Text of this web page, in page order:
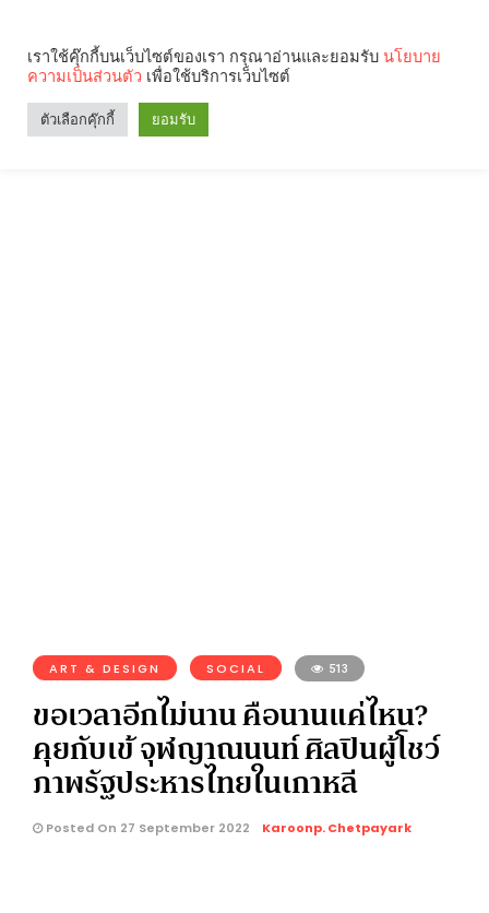
ART & DESIGN SOCIAL 513
ขอเวลาอีกไม่นาน คือนานแค่ไหน?
คุยกับเข้ จุฬญาณนนท์ ศิลปินผู้โชว์
ภาพรัฐประหารไทยในเกาหลี
Posted On 27 September 2022 Karoonp. Chetpayark
เราใช้คุ๊กกี้บนเว็บไซต์ของเรา กรุณาอ่านและยอมรับ นโยบาย
ความเป็นส่วนตัว เพื่อใช้บริการเว็บไซต์
ตัวเลือกคุ๊กกี้ ยอมรับ